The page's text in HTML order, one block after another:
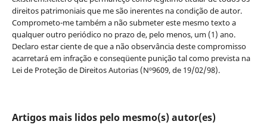
direitos patrimoniais que me são inerentes na condição de autor.
Comprometo-me também a não submeter este mesmo texto a
qualquer outro periódico no prazo de, pelo menos, um (1) ano.
Declaro estar ciente de que a não observância deste compromisso
acarretará em infração e conseqüente punição tal como prevista na
Lei de Proteção de Direitos Autorias (Nº9609, de 19/02/98).
Artigos mais lidos pelo mesmo(s) autor(es)